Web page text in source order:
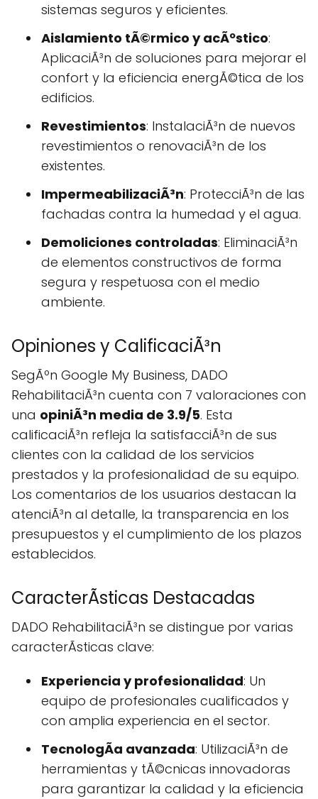
sistemas seguros y eficientes.
Aislamiento tÃ©rmico y acÃºstico:
AplicaciÃ³n de soluciones para mejorar el
confort y la eficiencia energÃ©tica de los
edificios.
Revestimientos: InstalaciÃ³n de nuevos
revestimientos o renovaciÃ³n de los
existentes.
ImpermeabilizaciÃ³n: ProtecciÃ³n de las
fachadas contra la humedad y el agua.
Demoliciones controladas: EliminaciÃ³n
de elementos constructivos de forma
segura y respetuosa con el medio
ambiente.
Opiniones y CalificaciÃ³n
SegÃºn Google My Business, DADO
RehabilitaciÃ³n cuenta con 7 valoraciones con
una opiniÃ³n media de 3.9/5. Esta
calificaciÃ³n refleja la satisfacciÃ³n de sus
clientes con la calidad de los servicios
prestados y la profesionalidad de su equipo.
Los comentarios de los usuarios destacan la
atenciÃ³n al detalle, la transparencia en los
presupuestos y el cumplimiento de los plazos
establecidos.
CaracterÃ­sticas Destacadas
DADO RehabilitaciÃ³n se distingue por varias
caracterÃ­sticas clave:
Experiencia y profesionalidad: Un
equipo de profesionales cualificados y
con amplia experiencia en el sector.
TecnologÃ­a avanzada: UtilizaciÃ³n de
herramientas y tÃ©cnicas innovadoras
para garantizar la calidad y la eficiencia